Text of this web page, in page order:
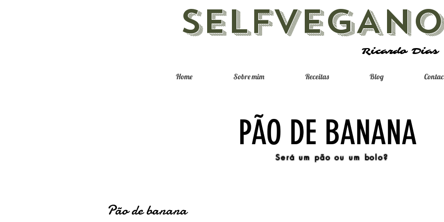
SELFVEGANO
Ricardo Dias
Home Sobre mim Receitas Blog
PÃO DE BANANA
Será um pão ou um bolo?
Pão de banana